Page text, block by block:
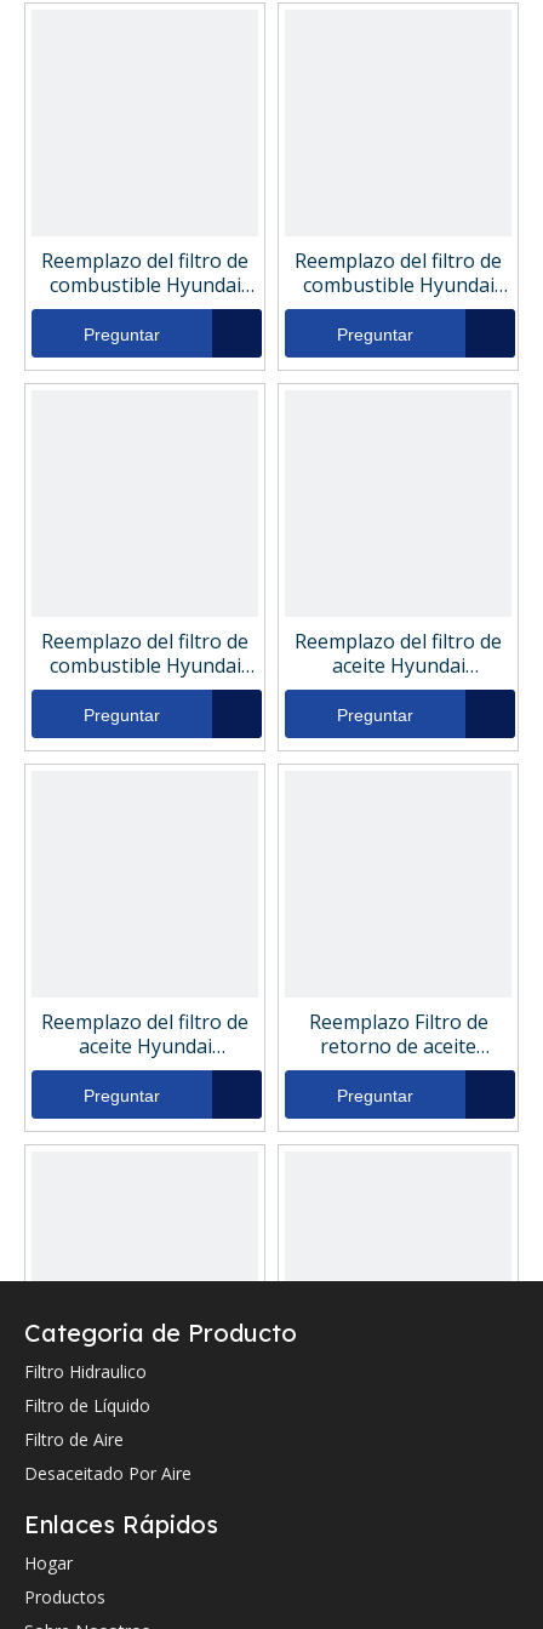
Reemplazo del filtro de
combustible Hyundai
11KB50140
Preguntar
Reemplazo del filtro de
combustible Hyundai
11KA71040
Preguntar
Reemplazo del filtro de
combustible Hyundai
11ka71000
Preguntar
Reemplazo del filtro de
aceite Hyundai
11NA70110
Preguntar
Reemplazo del filtro de
aceite Hyundai
11e170130
Preguntar
Reemplazo Filtro de
retorno de aceite
hidráulico Hyundai
ZGAW00013
Preguntar
Reemplazo Filtro de
retorno de aceite
hidráulico Hyundai
31Q620340
Preguntar
Categoria de Producto
Filtro Hidraulico
Filtro de Líquido
Filtro de Aire
Desaceitado Por Aire
Enlaces Rápidos
Hogar
Productos